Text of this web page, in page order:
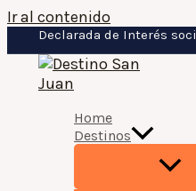
Ir al contenido
Declarada de Interés
Home
Destinos